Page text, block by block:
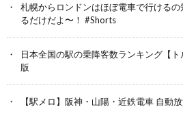
札幌からロンドンはほぼ電車で行ける
るだけだよ〜！ #Shorts
日本全国の駅の乗降客数ランキング【
版
【駅メロ】阪神・山陽・近鉄電車 自動